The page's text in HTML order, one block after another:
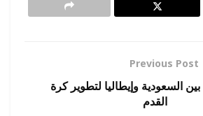
Previous Post
بين السعودية وإيطاليا لتطوير كرة
القدم